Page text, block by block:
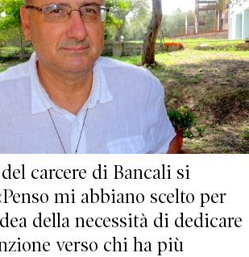
carcere di Bancali si
mi abbiano scelto per
della necessità di dedicare
verso chi ha più